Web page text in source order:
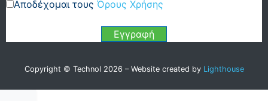
Αποδέχομαι τους Όρους Χρήσης
Copyright © Technol 2026 – Website created by Lighthouse